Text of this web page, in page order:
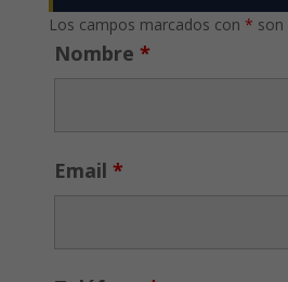
Los campos marcados con *
Nombre *
Email *